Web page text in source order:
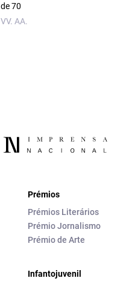
de 70
VV. AA.
Prémios
Prémios Literários
Prémio Jornalismo
Prémio de Arte
Infantojuvenil